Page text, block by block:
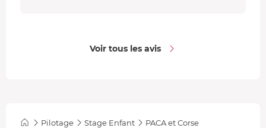
Voir tous les avis
Pilotage Stage Enfant PACA et Corse